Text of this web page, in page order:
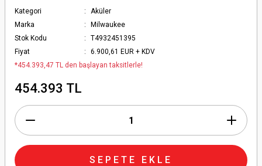
Kategori
Aküler
Marka
Milwaukee
Stok Kodu
T4932451395
Fiyat
6.900,61 EUR + KDV
*454.393,47 TL den başlayan taksitlerle!
454.393 TL
SEPETE EKLE